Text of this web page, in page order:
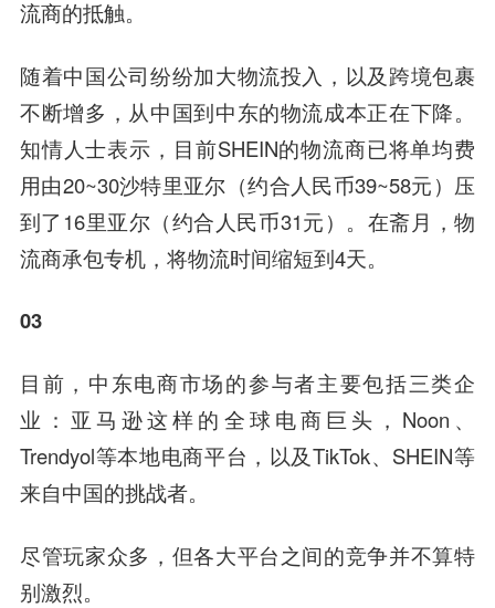
流商的抵触。
随着中国公司纷纷加大物流投入，以及跨境包裹
不断增多，从中国到中东的物流成本正在下降。
知情人士表示，目前SHEIN的物流商已将单均费
用由20~30沙特里亚尔（约合人民币39~58元）压
到了16里亚尔（约合人民币31元）。在斋月，物
流商承包专机，将物流时间缩短到4天。
03
目前，中东电商市场的参与者主要包括三类企
业：亚马逊这样的全球电商巨头，Noon、
Trendyol等本地电商平台，以及TikTok、SHEIN等
来自中国的挑战者。
尽管玩家众多，但各大平台之间的竞争并不算特
别激烈。